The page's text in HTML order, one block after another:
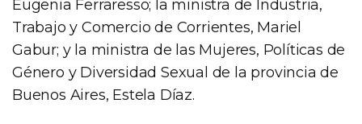
Eugenia Ferraresso; la ministra de Industria,
Trabajo y Comercio de Corrientes, Mariel
Gabur; y la ministra de las Mujeres, Políticas de
Género y Diversidad Sexual de la provincia de
Buenos Aires, Estela Díaz.